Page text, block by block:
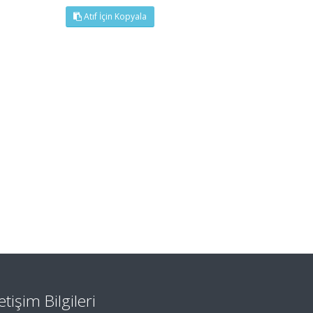
Atıf İçin Kopyala
Bilgileri